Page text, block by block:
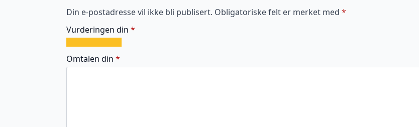
Din e-postadresse vil ikke bli publisert. Obligatoriske felt er merket med *
Vurderingen din *
av
5
av
5
av
5
av
5
av
5
Omtalen din *